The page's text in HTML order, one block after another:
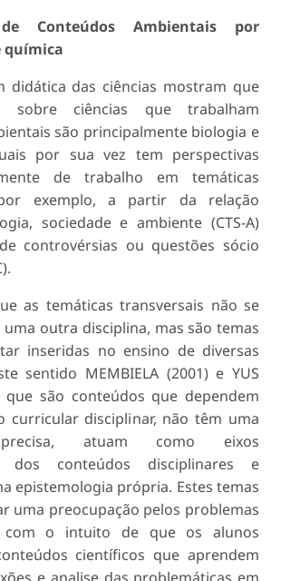
Conteúdos Ambientais por
química
didática das ciências mostram que
sobre ciências que trabalham
são principalmente biologia e
por sua vez tem perspectivas
de trabalho em temáticas
exemplo, a partir da relação
sociedade e ambiente (CTS-A)
controvérsias ou questões sócio
as temáticas transversais não se
outra disciplina, mas são temas
inseridas no ensino de diversas
sentido MEMBIELA (2001) e YUS
que são conteúdos que dependem
curricular disciplinar, não têm uma
precisa, atuam como eixos
dos conteúdos disciplinares e
epistemologia própria. Estes temas
uma preocupação pelos problemas
com o intuito de que os alunos
científicos que aprendem